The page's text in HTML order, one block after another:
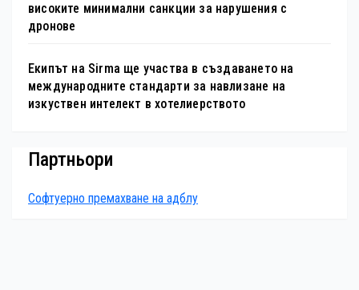
високите минимални санкции за нарушения с
дронове
Екипът на Sirma ще участва в създаването на
международните стандарти за навлизане на
изкуствен интелект в хотелиерството
Партньори
Софтуерно премахване на адблу